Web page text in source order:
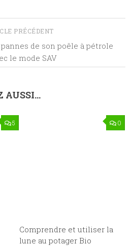
PRÉCÉDENT
de son poêle à pétrole
le mode SAV
AUSSI...
5 0
Comprendre et utiliser la
lune au potager Bio